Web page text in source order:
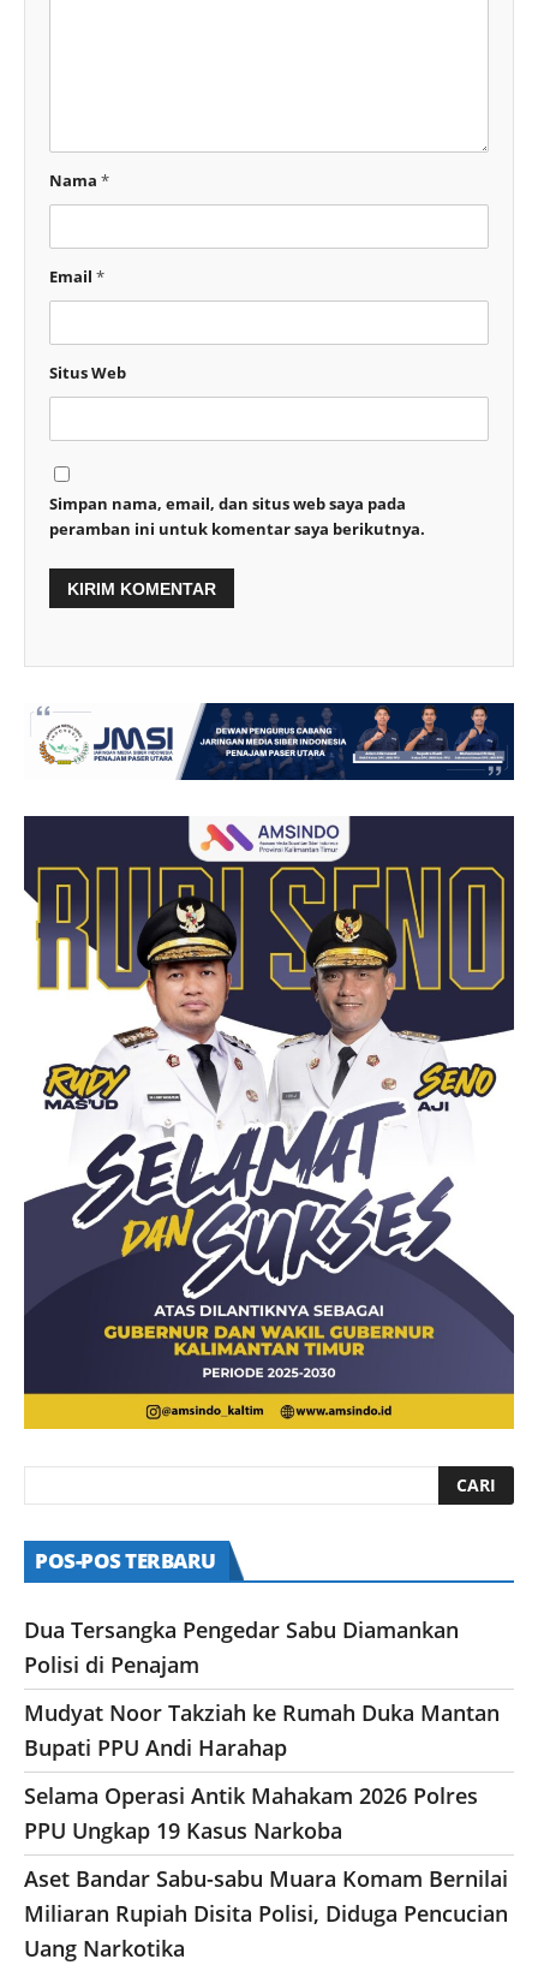
Nama *
Email *
Situs Web
Simpan nama, email, dan situs web saya pada
peramban ini untuk komentar saya berikutnya.
POS-POS TERBARU
Dua Tersangka Pengedar Sabu Diamankan
Polisi di Penajam
Mudyat Noor Takziah ke Rumah Duka Mantan
Bupati PPU Andi Harahap
Selama Operasi Antik Mahakam 2026 Polres
PPU Ungkap 19 Kasus Narkoba
Aset Bandar Sabu-sabu Muara Komam Bernilai
Miliaran Rupiah Disita Polisi, Diduga Pencucian
Uang Narkotika